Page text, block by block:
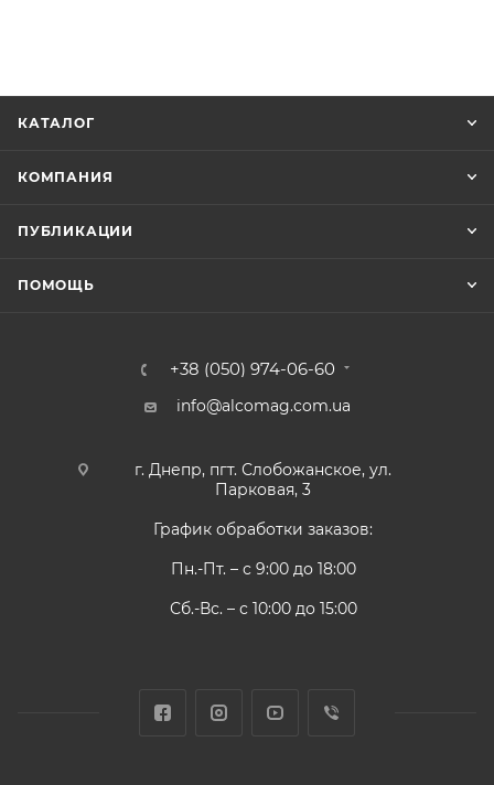
КАТАЛОГ
КОМПАНИЯ
ПУБЛИКАЦИИ
ПОМОЩЬ
+38 (050) 974-06-60
info@alcomag.com.ua
г. Днепр, пгт. Слобожанское, ул.
Парковая, 3
График обработки заказов:
Пн.-Пт. – с 9:00 до 18:00
Сб.-Вс. – с 10:00 до 15:00